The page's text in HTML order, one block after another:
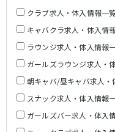
クラブ求人・体入情報一
キャバクラ求人・体入情
ラウンジ求人・体入情報
ガールズラウンジ求人・
朝キャバ/昼キャバ求人・
スナック求人・体入情報
ガールズバー求人・体入
蒲田駅
西武国分寺線
東村山駅
新京成電鉄線
松戸駅